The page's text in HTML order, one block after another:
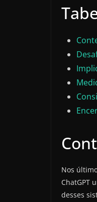
Nos
ChatGPT
desses